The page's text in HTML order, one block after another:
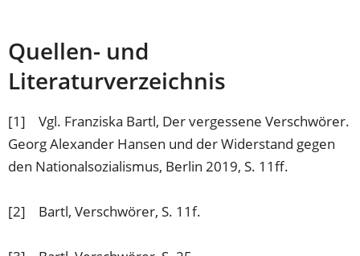
Quellen- und
Literaturverzeichnis
[1] Vgl. Franziska Bartl, Der vergessene Verschwörer.
Georg Alexander Hansen und der Widerstand gegen
den Nationalsozialismus, Berlin 2019, S. 11ff.
[2] Bartl, Verschwörer, S. 11f.